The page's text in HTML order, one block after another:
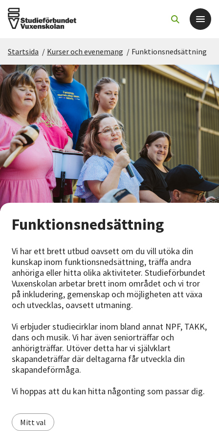
Det här gör vi
För dig som
Sök kurser och evenemang
Om SV
Starta studiecirkel
Cirkelledare
Nyheter
Avdelningar
Lyssna
Startsida / Kurser och evenemang / Funktionsnedsättning
Funktionsnedsättning
Vi har ett brett utbud oavsett om du vill utöka din
kunskap inom funktionsnedsättning, träffa andra
anhöriga eller hitta olika aktiviteter. Studieförbundet
Vuxenskolan arbetar brett inom området och vi tror
på inkludering, gemenskap och möjligheten att växa
och utvecklas, oavsett utmaning.
Vi erbjuder studiecirklar inom bland annat NPF, TAKK,
dans och musik. Vi har även seniorträffar och
anhörigträffar. Utöver detta har vi självklart
skapandeträffar där deltagarna får utveckla din
skapandeförmåga.
Vi hoppas att du kan hitta någonting som passar dig.
Mitt val